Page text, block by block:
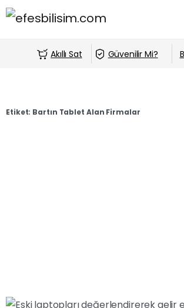
Akıllı Sat Güvenilir Mi?
Etiket: Bartın Tablet Alan Firmalar